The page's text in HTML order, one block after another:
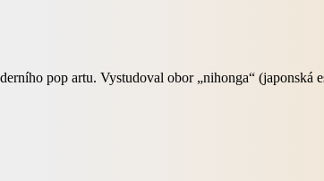
pop artu. Vystudoval obor „nihonga“ (japonská